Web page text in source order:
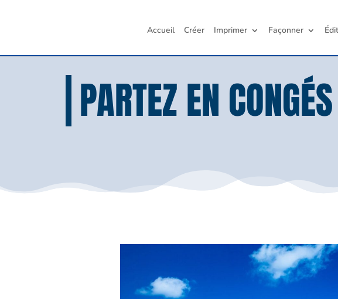
Accueil Créer Imprimer Façonner
PARTEZ EN